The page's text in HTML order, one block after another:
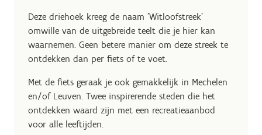
Deze driehoek kreeg de naam 'Witloofstreek'
omwille van de uitgebreide teelt die je hier kan
waarnemen. Geen betere manier om deze streek te
ontdekken dan per fiets of te voet.
Met de fiets geraak je ook gemakkelijk in Mechelen
en/of Leuven. Twee inspirerende steden die het
ontdekken waard zijn met een recreatieaanbod
voor alle leeftijden.